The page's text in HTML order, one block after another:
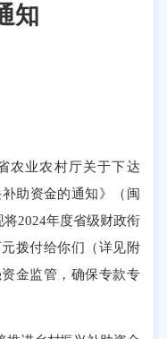
知
农业农村厅关于下达
助资金的通知》（闽
2024年度省级财政衔
拨付给你们（详见附
金监管，确保专款专